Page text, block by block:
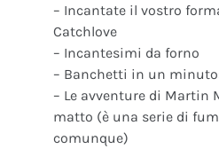
– Incantate il vostro
Catchlove
– Incantesimi da forno
– Banchetti in un
– Le avventure di Martin
matto (è una serie di
comunque)